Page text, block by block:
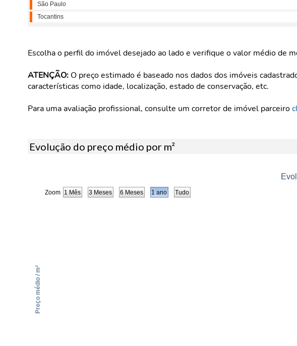
São Paulo
Tocantins
Escolha o perfil do imóvel desejado ao lado e verifique o valor médio de
ATENÇÃO:O preço estimado é baseado nos dados dos imóveis
características como idade, localização, estado de conservação, etc.
Para uma avaliação profissional, consulte um corretor de imóvel parceiro
Evolução do preço médio por m²
Zoom
Preço médio / m²
1 Mês 3 Meses 6 Meses 1 ano Tudo